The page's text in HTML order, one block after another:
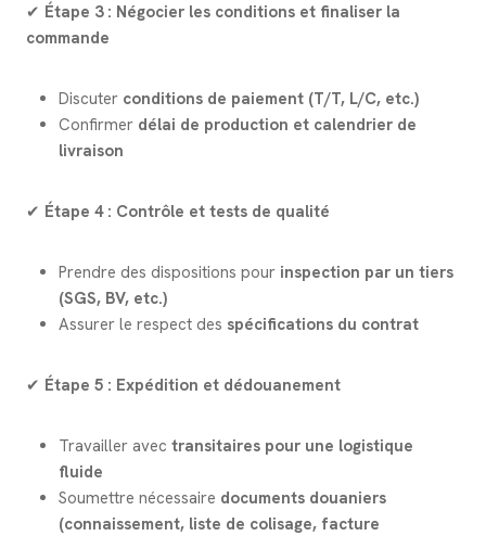
✔ Étape 3 : Négocier les conditions et finaliser la
commande
Discuter conditions de paiement (T/T, L/C, etc.)
Confirmer délai de production et calendrier de
livraison
✔ Étape 4 : Contrôle et tests de qualité
Prendre des dispositions pour inspection par un tiers
(SGS, BV, etc.)
Assurer le respect des spécifications du contrat
✔ Étape 5 : Expédition et dédouanement
Travailler avec transitaires pour une logistique
fluide
Soumettre nécessaire documents douaniers
(connaissement, liste de colisage, facture